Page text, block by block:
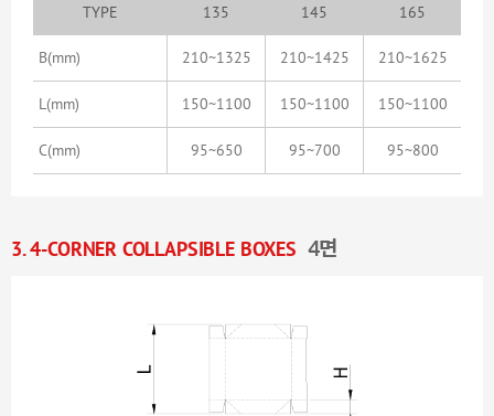
TYPE 135 145 165
B(mm) 210~1325 210~1425 210~1625
L (mm) 150~1100 150~1100 150~1100
C(mm) 95~650 95~700 95~800
3. 4-CORNER COLLAPSIBLE BOXES 4면